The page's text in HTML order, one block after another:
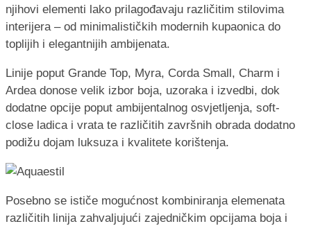
njihovi elementi lako prilagođavaju različitim stilovima
interijera – od minimalističkih modernih kupaonica do
toplijih i elegantnijih ambijenata.
Linije poput Grande Top, Myra, Corda Small, Charm i
Ardea donose velik izbor boja, uzoraka i izvedbi, dok
dodatne opcije poput ambijentalnog osvjetljenja, soft-
close ladica i vrata te različitih završnih obrada dodatno
podižu dojam luksuza i kvalitete korištenja.
Posebno se ističe mogućnost kombiniranja elemenata
različitih linija zahvaljujući zajedničkim opcijama boja i